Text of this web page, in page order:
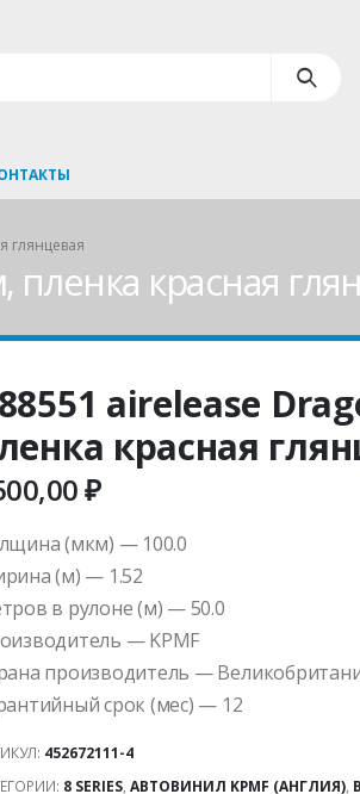
глянцевая
пленка красная
airelease
красная
₽
(мкм) — 100.0
(м) — 1.52
в рулоне (м) — 50.0
— KPMF
производитель —
срок (мес) — 12
452672111-4
8 SERIES, АВТОВИНИЛ KPMF (АНГЛИЯ),